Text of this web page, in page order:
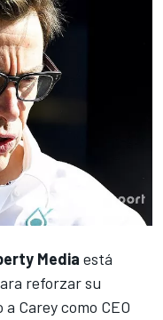
Media está
reforzar su
Carey como CEO